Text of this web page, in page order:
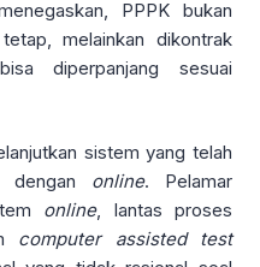
PPPK bukan
melainkan dikontrak
diperpanjang sesuai
sistem yang telah
dengan online. Pelamar
online, lantas proses
computer assisted test